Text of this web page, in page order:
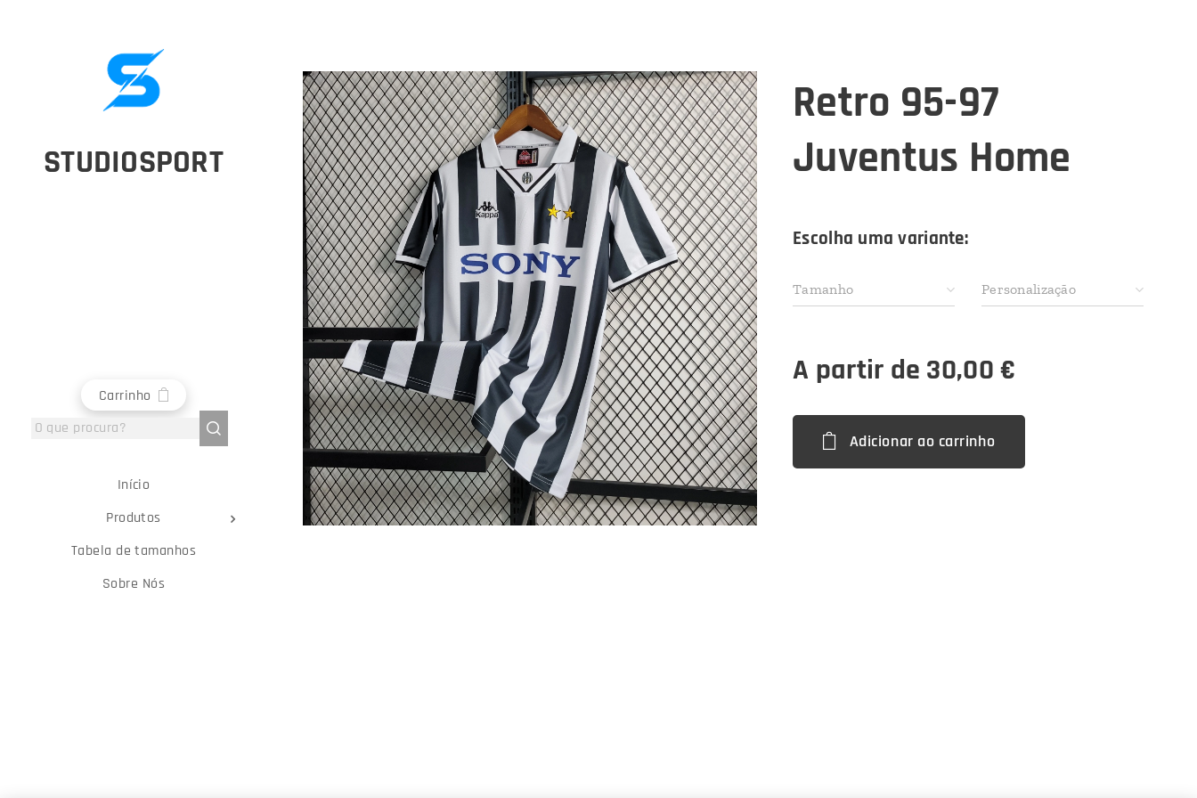
STUDIOSPORT
Carrinho
Início
Produtos
Tabela de tamanhos
Sobre Nós
Retro 95-97
Juventus Home
Escolha uma variante:
Tamanho Personalização
A partir de 30,00€
Adicionar ao carrinho